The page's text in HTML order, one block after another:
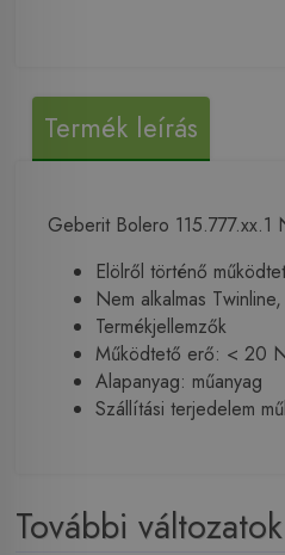
Termék leírás
Geberit Bolero
Elölről történő
Nem alkalmas
Termékjellemzők
Működtető erő: < 20
Alapanyag: műanyag
Szállítási terjedelem
További változatok